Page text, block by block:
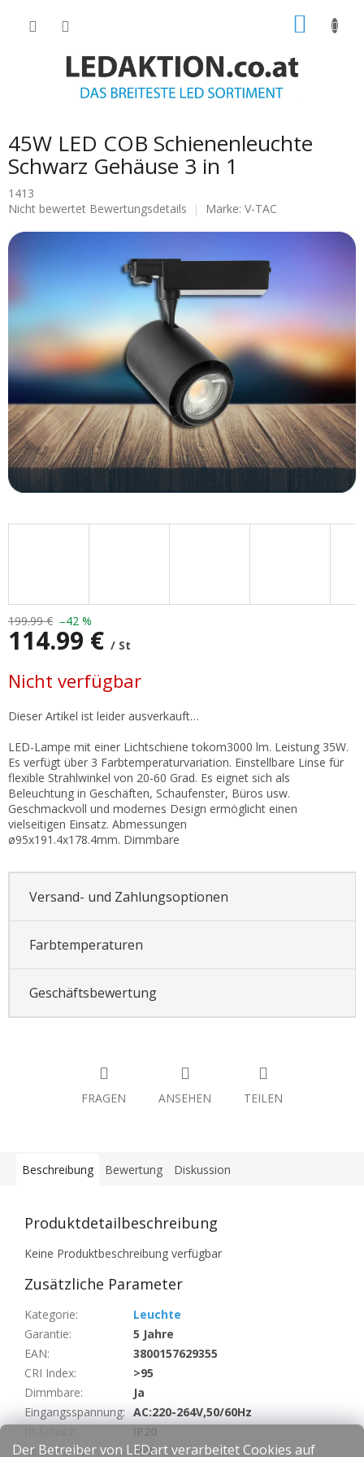
Der Betreiber von LEDart verarbeitet Cookies auf
45W LED COB Schienenleuchte
Schwarz Gehäuse 3 in 1
1413
Die
Produktbewertung
5
Nicht bewertet Bewertungsdetails Marke: V-TAC
199.99 € –42 %
114.99 € / St
Nicht verfügbar
Dieser Artikel ist leider ausverkauft…
LED-Lampe mit einer Lichtschiene tokom3000 lm. Leistung 35W.
Es verfügt über 3 Farbtemperaturvariation. Einstellbare Linse für
flexible Strahlwinkel von 20-60 Grad. Es eignet sich als
Beleuchtung in Geschäften, Schaufenster, Büros usw.
Geschmackvoll und modernes Design ermöglicht einen
vielseitigen Einsatz. Abmessungen
ø95x191.4x178.4mm. Dimmbare
Versand- und Zahlungsoptionen
Farbtemperaturen
Geschäftsbewertung
FRAGEN ANSEHEN TEILEN
Beschreibung Bewertung Diskussion
Produktdetailbeschreibung
Keine Produktbeschreibung verfügbar
Zusätzliche Parameter
Kategorie:
Leuchte
Garantie:
5 Jahre
EAN:
3800157629355
CRI Index:
>95
Dimmbare:
Ja
Eingangsspannung: AC:220-264V,50/60Hz
Leistung (W): 35W